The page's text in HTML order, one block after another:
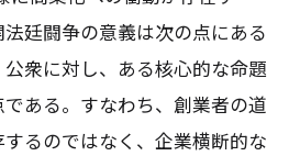
廷闘争の意義は次の点にある
衆に対し、ある核心的な命題
ある。すなわち、創業者の道
るのではなく、企業横断的な